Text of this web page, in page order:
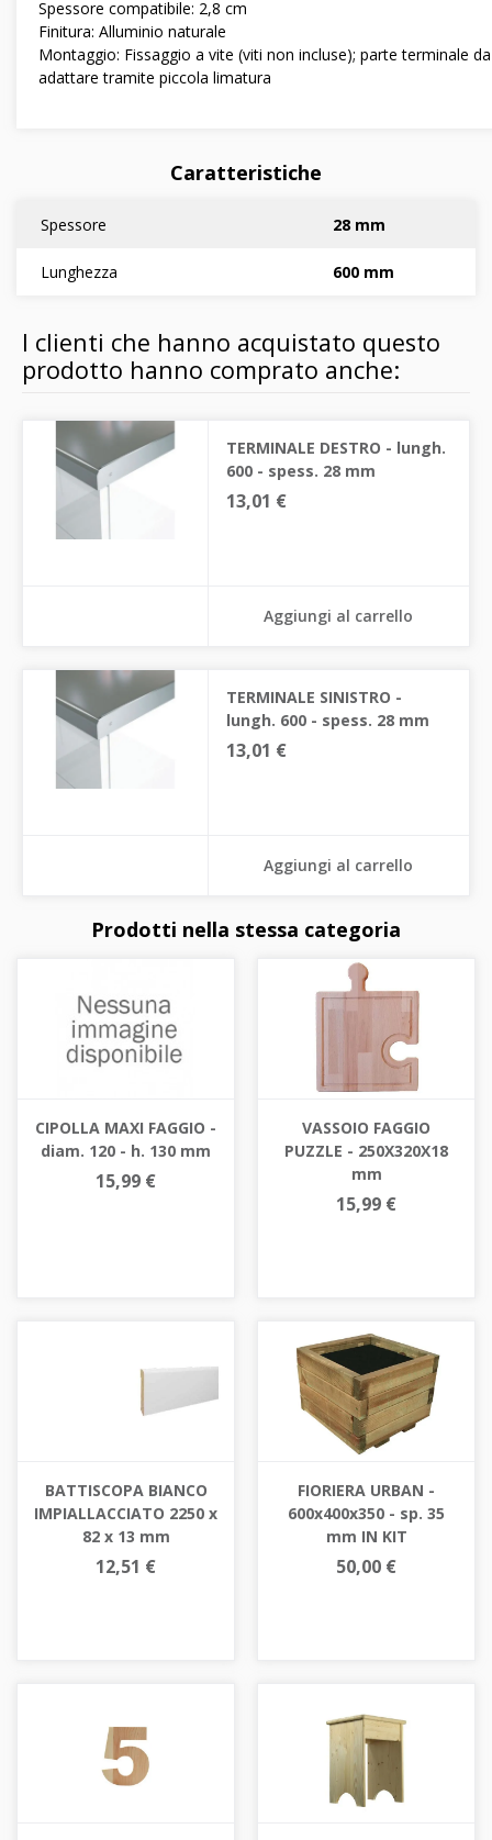
Spessore compatibile: 2,8 cm
Finitura: Alluminio naturale
Montaggio: Fissaggio a vite (viti non incluse); parte terminale da
adattare tramite piccola limatura
Caratteristiche
Spessore 28 mm
Lunghezza 600 mm
I clienti che hanno acquistato questo
prodotto hanno comprato anche:
TERMINALE DESTRO - lungh.
600 - spess. 28 mm
13,01 €
Aggiungi al carrello
TERMINALE SINISTRO -
lungh. 600 - spess. 28 mm
13,01 €
Aggiungi al carrello
Prodotti nella stessa categoria
CIPOLLA MAXI FAGGIO -
diam. 120 - h. 130 mm
15,99 €
VASSOIO FAGGIO
PUZZLE - 250X320X18
mm
15,99 €
BATTISCOPA BIANCO
IMPIALLACCIATO 2250 x
82 x 13 mm
12,51 €
FIORIERA URBAN -
600x400x350 - sp. 35
mm IN KIT
50,00 €